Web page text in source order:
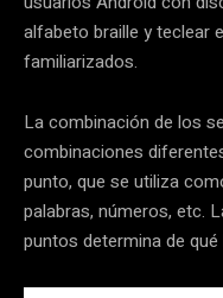
alfabeto braille y teclear
familiarizados.
La combinación de los
combinaciones
punto, que se utiliza
palabras, números, etc.
puntos determina de